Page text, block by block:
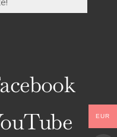
EUR